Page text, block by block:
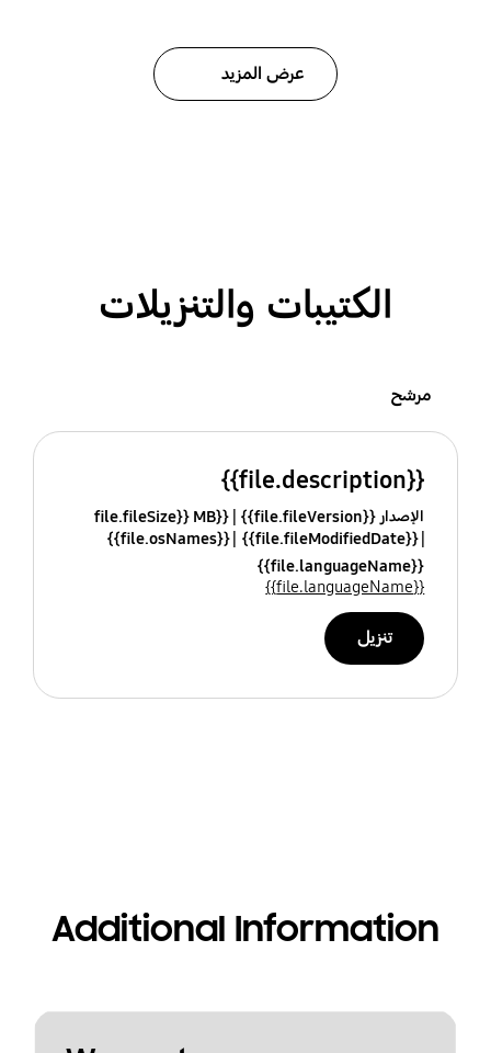
عرض المزيد
الكتيبات والتنزيلات
مرشح
{{file.description}}
الإصدار {{file.fileVersion}}
{{file.fileSize}} MB
{{file.fileModifiedDate}}
{{file.osNames}}
{{file.languageName}}
{{file.languageName}}
تنزيل
Additional Information